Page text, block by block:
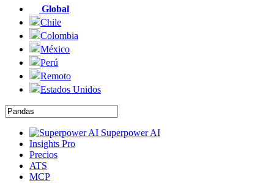
Global
Chile
Colombia
México
Perú
Remoto
Estados Unidos
Superpower AI
Insights Pro
Precios
ATS
MCP